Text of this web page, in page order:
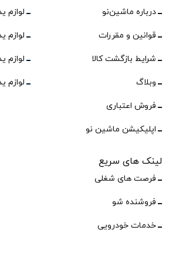
درباره ماشین‌نو
قوانین و مقررات
شرایط بازگشت کالا
وبلاگ
فروش اعتباری
اپلیکیشن ماشین نو
لوازم
لوازم
لوازم
لوازم
لینک های سریع
فرصت های شغلی
فروشنده شو
خدمات خودرویی